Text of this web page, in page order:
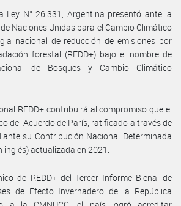
Ley N° 26.331, Argentina presentó ante la
Naciones Unidas para el Cambio Climático
nacional de reducción de emisiones por
forestal (REDD+) bajo el nombre de
de Bosques y Cambio Climático
REDD+ contribuirá al compromiso que el
del Acuerdo de París, ratificado a través de
su Contribución Nacional Determinada
inglés) actualizada en 2021.
de REDD+ del Tercer Informe Bienal de
de Efecto Invernadero de la República